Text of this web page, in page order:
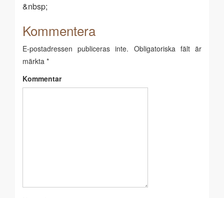
&nbsp;
Kommentera
E-postadressen publiceras inte. Obligatoriska fält är
märkta *
Kommentar